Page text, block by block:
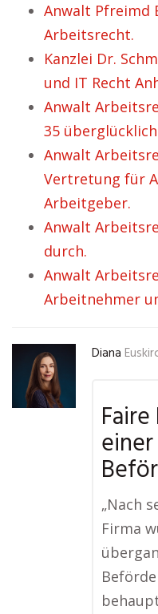
Anwalt Pfreimd
Arbeitsrecht.
Kanzlei Dr.
und IT Recht
Anwalt
35
Anwalt
Vertretung für
Arbeitgeber.
Anwalt
durch.
Anwalt
Arbeitnehmer
Diana
einer
„Nach
Firma